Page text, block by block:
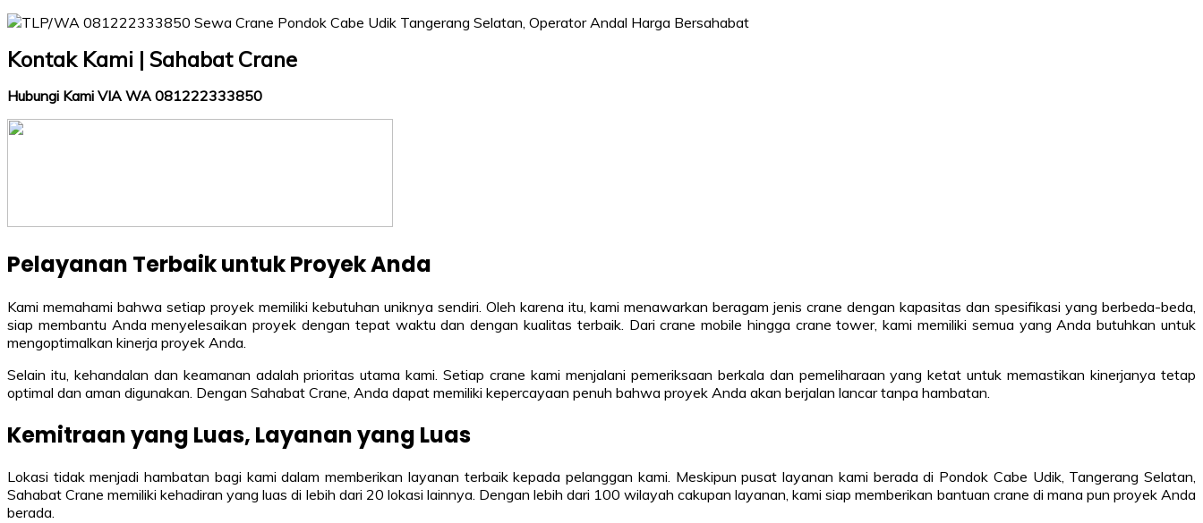
Kontak Kami | Sahabat Crane
Hubungi Kami VIA WA 081222333850
Pelayanan Terbaik untuk Proyek Anda
Kami memahami bahwa setiap proyek memiliki kebutuhan uniknya sendiri. Oleh karena itu, kami menawarkan beragam jenis crane dengan kapasitas dan spesifikasi yang berbeda-beda,
siap membantu Anda menyelesaikan proyek dengan tepat waktu dan dengan kualitas terbaik. Dari crane mobile hingga crane tower, kami memiliki semua yang Anda butuhkan untuk
mengoptimalkan kinerja proyek Anda.
Selain itu, kehandalan dan keamanan adalah prioritas utama kami. Setiap crane kami menjalani pemeriksaan berkala dan pemeliharaan yang ketat untuk memastikan kinerjanya tetap
optimal dan aman digunakan. Dengan Sahabat Crane, Anda dapat memiliki kepercayaan penuh bahwa proyek Anda akan berjalan lancar tanpa hambatan.
Kemitraan yang Luas, Layanan yang Luas
Lokasi tidak menjadi hambatan bagi kami dalam memberikan layanan terbaik kepada pelanggan kami. Meskipun pusat layanan kami berada di Pondok Cabe Udik, Tangerang Selatan,
Sahabat Crane memiliki kehadiran yang luas di lebih dari 20 lokasi lainnya. Dengan lebih dari 100 wilayah cakupan layanan, kami siap memberikan bantuan crane di mana pun proyek Anda
berada.